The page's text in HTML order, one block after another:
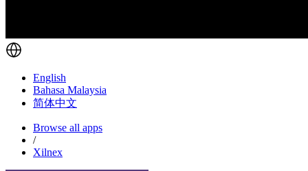
English
Bahasa Malaysia
简体中文
Browse all apps
/
Xilnex